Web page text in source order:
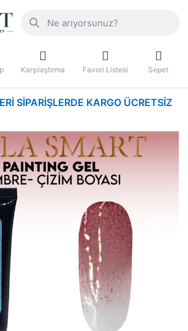
Karşılaştırma Favori Listesi Sepet
SIPARIŞLERDE KARGO ÜCRETSIZ